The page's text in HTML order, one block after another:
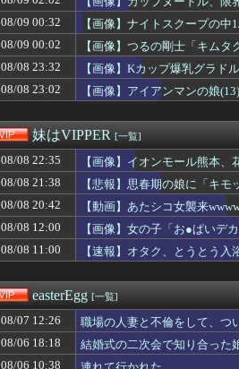
ボロ戸建て契約予約しちゃった
「外国人受け入れ反対」大幅増 東大調査、
【朗報】HIKAKINの鬼茶、怒りの半額セー
【画像】セブンイレブンのバイト「AIに
イラン最高指導者のモジタバ・ハメネイ師
安川電機の人事がガチで美人すぎると話
左ハンドル車のデメリット、意外と少ない
ベビーグッズで役立った物
08/09 00:32
【画像】ナイトスクープの
08/09 00:02
【画像】つるの剛士「キム
08/08 23:32
【画像】Kカップ爆乳グラド
08/08 23:02
【画像】アイアンマンの娘
妹はVIPPER [一覧]
08/08 22:35
【画像】イオンモール熊本
08/08 21:38
【悲報】思春期の娘に「キ
08/08 20:42
【動画】あたシコ女襲来
08/08 12:00
【画像】女の子「お●ぱいデ
08/08 11:00
【速報】オタク、とうとう
easterEgg [一覧]
08/07 12:26
職場の人妻と不倫をして、つ
08/06 18:18
結婚式の二次会で知り合った
08/06 10:38